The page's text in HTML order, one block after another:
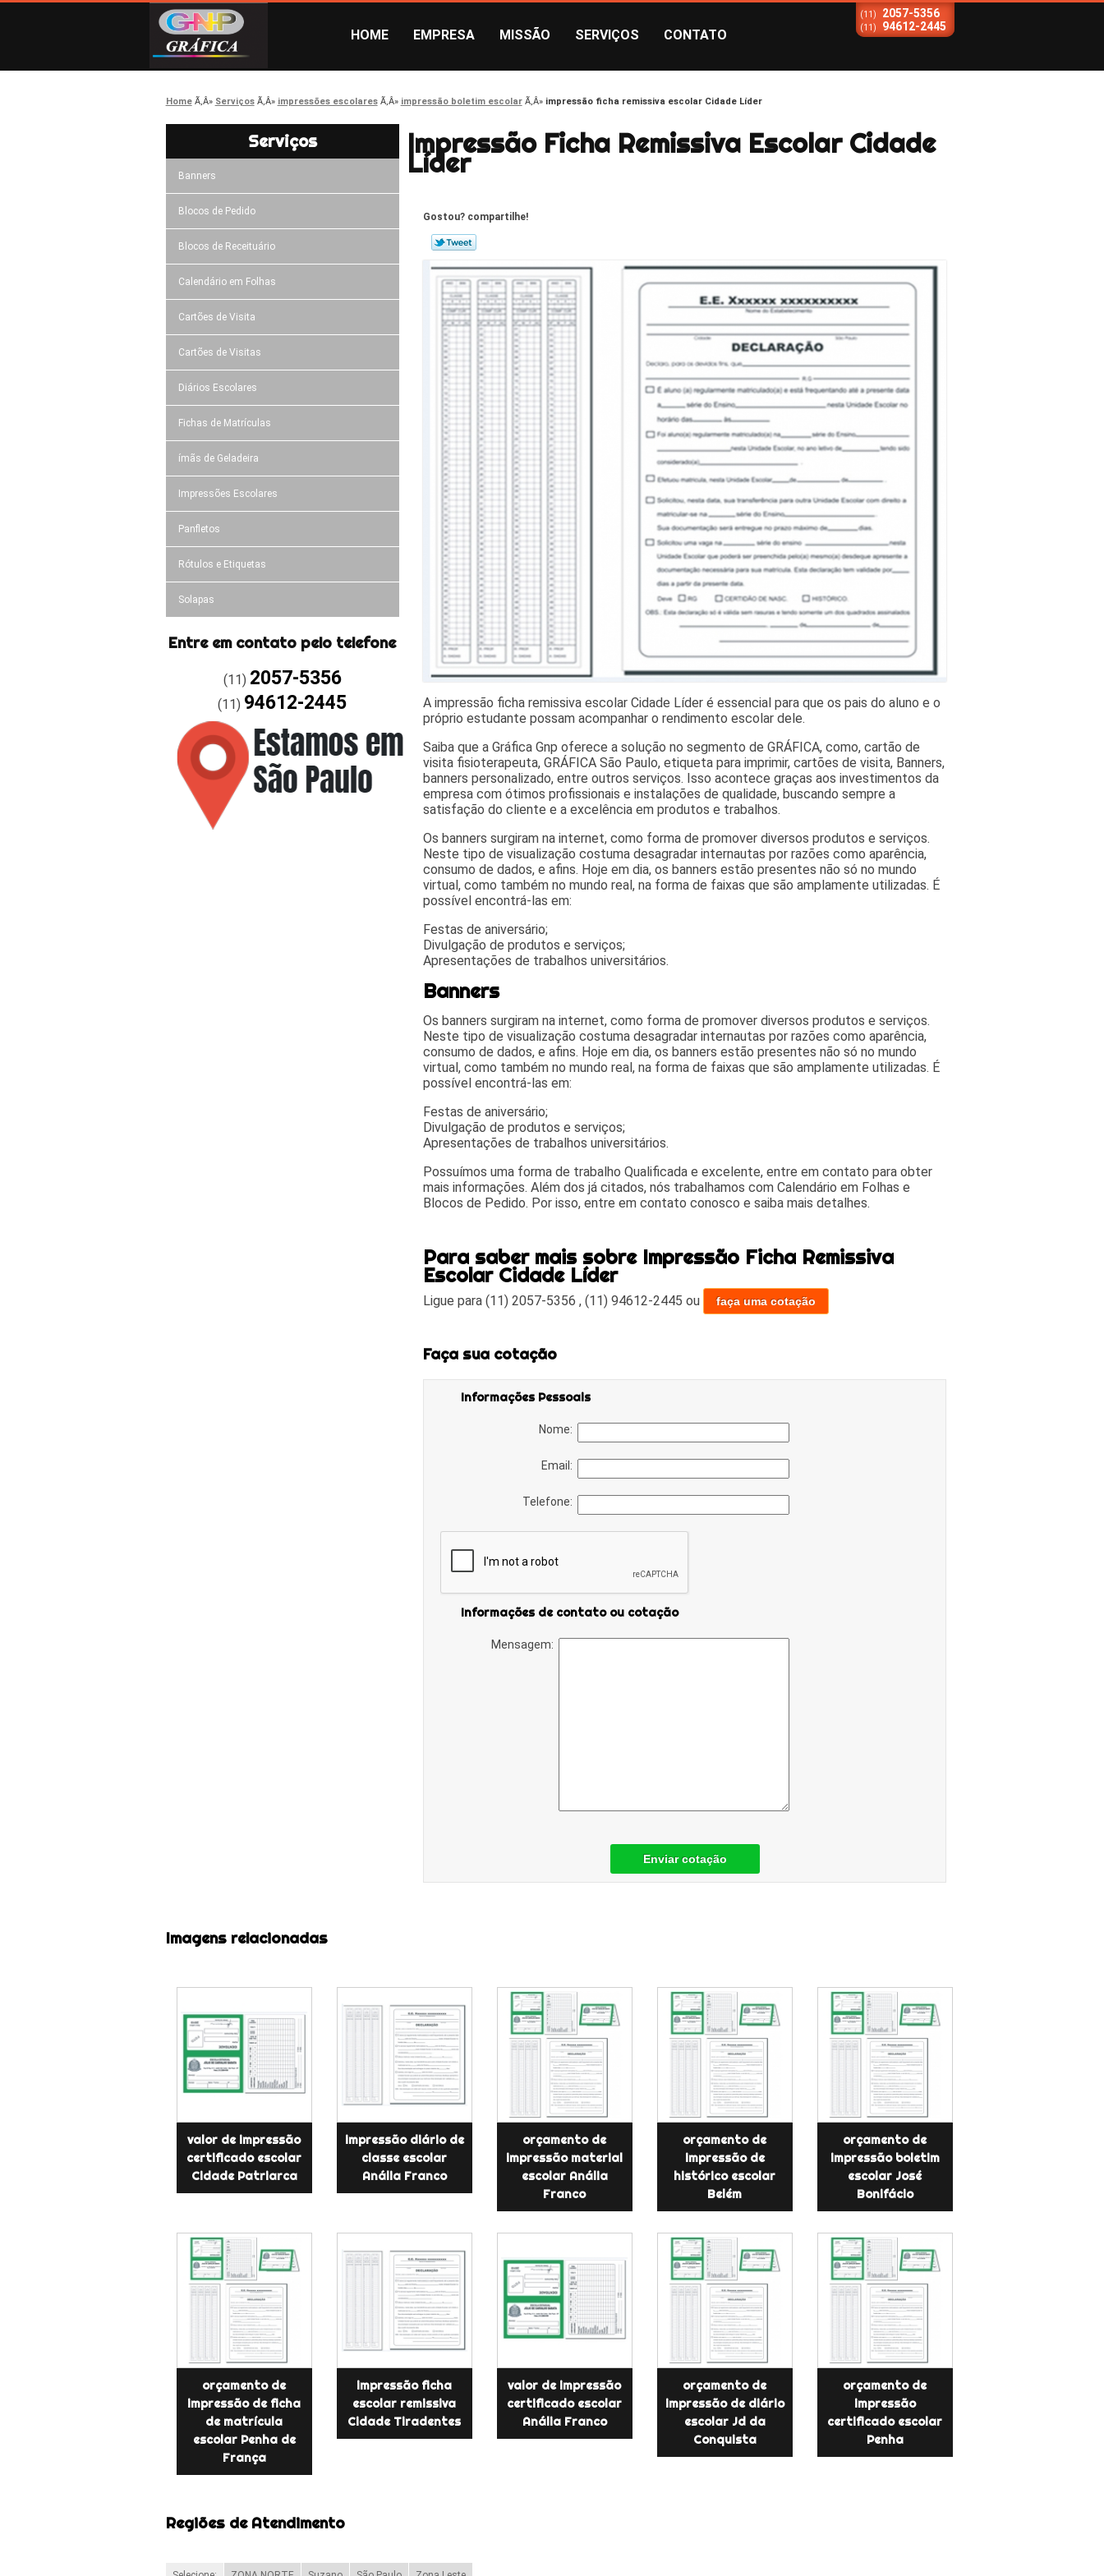
HOME EMPRESA MISSÃO SERVIÇOS CONTATO
(11) 2057-5356
(11) 94612-2445
Home Serviços impressões escolares impressão boletim escolar impressão ficha remissiva escolar Cidade Líder
Serviços
Banners
Blocos de Pedido
Blocos de Receituário
Calendário em Folhas
Cartões de Visita
Cartões de Visitas
Diários Escolares
Fichas de Matrículas
ímãs de Geladeira
Impressões Escolares
Panfletos
Rótulos e Etiquetas
Solapas
Entre em contato pelo telefone
(11) 2057-5356
(11) 94612-2445
Impressão Ficha Remissiva Escolar Cidade
Líder
Gostou? compartilhe!
A impressão ficha remissiva escolar Cidade Líder é essencial para que os pais do aluno e o
próprio estudante possam acompanhar o rendimento escolar dele.
Saiba que a Gráfica Gnp oferece a solução no segmento de GRÁFICA, como, cartão de
visita fisioterapeuta, GRÁFICA São Paulo, etiqueta para imprimir, cartões de visita, Banners,
banners personalizado, entre outros serviços. Isso acontece graças aos investimentos da
empresa com ótimos profissionais e instalações de qualidade, buscando sempre a
satisfação do cliente e a excelência em produtos e trabalhos.
Os banners surgiram na internet, como forma de promover diversos produtos e serviços.
Neste tipo de visualização costuma desagradar internautas por razões como aparência,
consumo de dados, e afins. Hoje em dia, os banners estão presentes não só no mundo
virtual, como também no mundo real, na forma de faixas que são amplamente utilizadas. É
possível encontrá-las em:
Festas de aniversário;
Divulgação de produtos e serviços;
Apresentações de trabalhos universitários.
Banners
Os banners surgiram na internet, como forma de promover diversos produtos e serviços.
Neste tipo de visualização costuma desagradar internautas por razões como aparência,
consumo de dados, e afins. Hoje em dia, os banners estão presentes não só no mundo
virtual, como também no mundo real, na forma de faixas que são amplamente utilizadas. É
possível encontrá-las em:
Festas de aniversário;
Divulgação de produtos e serviços;
Apresentações de trabalhos universitários.
Possuímos uma forma de trabalho Qualificada e excelente, entre em contato para obter
mais informações. Além dos já citados, nós trabalhamos com Calendário em Folhas e
Blocos de Pedido. Por isso, entre em contato conosco e saiba mais detalhes.
Para saber mais sobre Impressão Ficha Remissiva
Escolar Cidade Líder
Ligue para(11) 2057-5356 ,(11) 94612-2445 ou faça uma cotação
Faça sua cotação
Informações Pessoais
Nome:
Email:
Telefone:
Informações de contato ou cotação
Mensagem:
Enviar cotação
Imagens relacionadas
valor de impressão
certificado escolar
Cidade Patriarca
impressão diário de
classe escolar
Anália Franco
orçamento de
impressão material
escolar Anália
Franco
orçamento de
impressão de
histórico escolar
Belém
orçamento de
impressão boletim
escolar José
Bonifácio
orçamento de
impressão de ficha
de matrícula
escolar Penha de
França
impressão ficha
escolar remissiva
Cidade Tiradentes
valor de impressão
certificado escolar
Anália Franco
orçamento de
impressão de diário
escolar Jd da
Conquista
orçamento de
impressão
certificado escolar
Penha
Regiões de Atendimento